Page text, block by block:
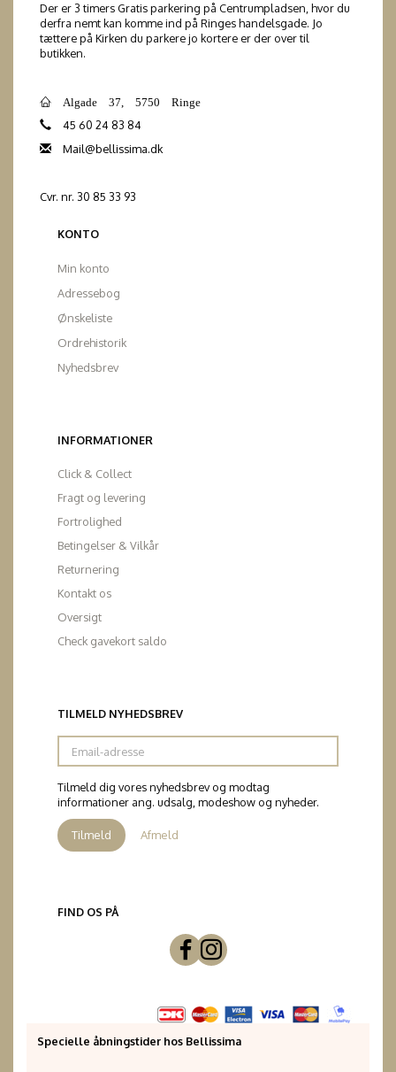
Der er 3 timers Gratis parkering på Centrumpladsen, hvor du
derfra nemt kan komme ind på Ringes handelsgade. Jo
tættere på Kirken du parkere jo kortere er der over til
butikken.
Algade 37, 5750 Ringe
45 60 24 83 84
Mail@bellissima.dk
Cvr. nr. 30 85 33 93
KONTO
Min konto
Adressebog
Ønskeliste
Ordrehistorik
Nyhedsbrev
INFORMATIONER
Click & Collect
Fragt og levering
Fortrolighed
Betingelser & Vilkår
Returnering
Kontakt os
Oversigt
Check gavekort saldo
TILMELD NYHEDSBREV
Email-
adresse
Tilmeld dig vores nyhedsbrev og modtag
informationer ang. udsalg, modeshow og nyheder.
Tilmeld Afmeld
FIND OS PÅ
Specielle åbningstider hos Bellissima